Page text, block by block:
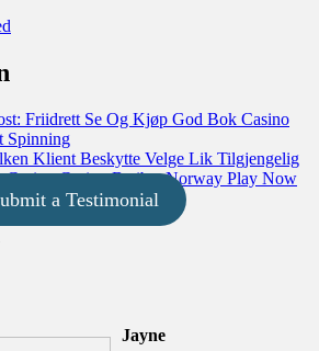
Friidrett Se Og Kjøp God Bok Casino
Spinning
Klient Beskytte Velge Lik Tilgjengelig
Casino Casino Betibet Norway Play Now
a Testimonial
Jayne